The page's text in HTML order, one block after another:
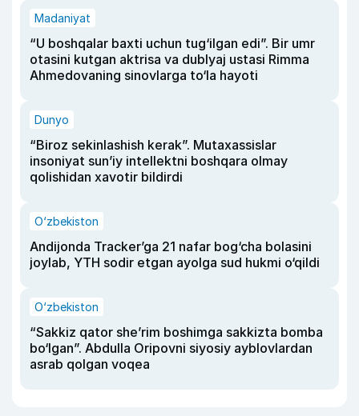
Madaniyat
“U boshqalar baxti uchun tug‘ilgan edi”. Bir umr
otasini kutgan aktrisa va dublyaj ustasi Rimma
Ahmedovaning sinovlarga to‘la hayoti
Dunyo
“Biroz sekinlashish kerak”. Mutaxassislar
insoniyat sun’iy intellektni boshqara olmay
qolishidan xavotir bildirdi
O‘zbekiston
Andijonda Tracker’ga 21 nafar bog‘cha bolasini
joylab, YTH sodir etgan ayolga sud hukmi o‘qildi
O‘zbekiston
“Sakkiz qator she’rim boshimga sakkizta bomba
bo‘lgan”. Abdulla Oripovni siyosiy ayblovlardan
asrab qolgan voqea